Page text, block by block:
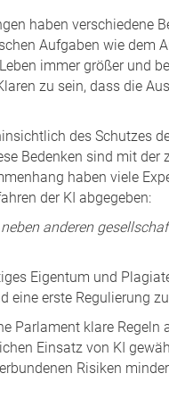
haben verschiedene
Aufgaben wie dem
immer größer und
zu sein, dass die
des Schutzes
Bedenken sind mit der
haben viele
der KI abgegeben:
anderen
Eigentum und
eine erste Regulierung
Parlament klare Regeln
Einsatz von KI
Risiken